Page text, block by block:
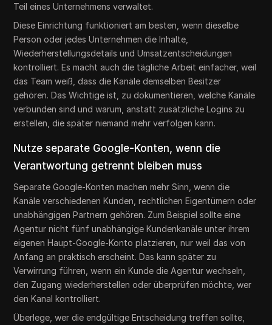
Teil eines Unternehmens verwaltet.
Diese Einrichtung funktioniert am besten, wenn dieselbe
Person oder jedes Unternehmen die Inhalte,
Wiederherstellungsdetails und Umsatzentscheidungen
kontrolliert. Es macht auch die tägliche Arbeit einfacher, weil
das Team weiß, dass die Kanäle demselben Besitzer
gehören. Das Wichtige ist, zu dokumentieren, welche Kanäle
verbunden sind und warum, anstatt zusätzliche Logins zu
erstellen, die später niemand mehr verfolgen kann.
Nutze separate Google-Konten, wenn die
Verantwortung getrennt bleiben muss
Separate Google-Konten machen mehr Sinn, wenn die
Kanäle verschiedenen Kunden, rechtlichen Eigentümern oder
unabhängigen Partnern gehören. Zum Beispiel sollte eine
Agentur nicht fünf unabhängige Kundenkanäle unter ihrem
eigenen Haupt-Google-Konto platzieren, nur weil das von
Anfang an praktisch erscheint. Das kann später zu
Verwirrung führen, wenn ein Kunde die Agentur wechseln,
den Zugang wiederherstellen oder überprüfen möchte, wer
den Kanal kontrolliert.
Überlege, wer die endgültige Entscheidung treffen sollte,